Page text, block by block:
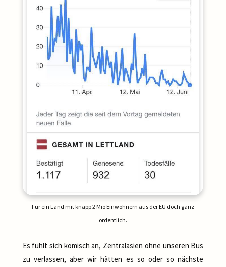
Für ein Land mit knapp 2 Mio Einwohnern aus der EU doch ganz
ordentlich.
Es fühlt sich komisch an, Zentralasien ohne unseren Bus
zu verlassen, aber wir hätten es so oder so nächste